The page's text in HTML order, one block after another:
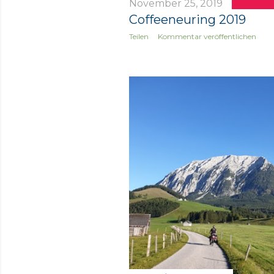
November 25, 2019
Coffeeneuring 2019
Teilen Kommentar veröffentlichen